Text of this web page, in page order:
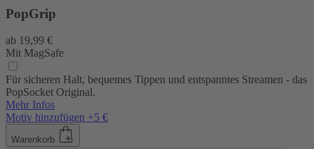
PopGrip
ab 19,99 €
Mit MagSafe
Für sicheren Halt, bequemes Tippen und entspanntes Streamen - das
PopSocket Original.
Mehr Infos
Motiv hinzufügen +5 €
Warenkorb